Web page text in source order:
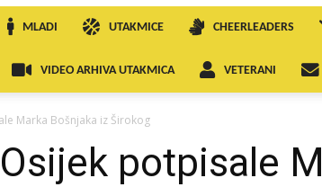
MLADI UTAKMICE CHEERLEADERS
VIDEO ARHIVA UTAKMICA VETERANI
Marka Bošnjaka iz Širokog
potpisale